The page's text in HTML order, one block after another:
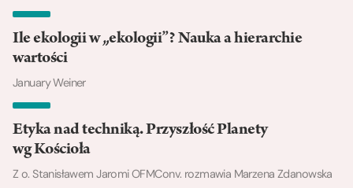
Ile ekologii w „ekologii”? Nauka a hierarchie
wartości
January Weiner
Etyka nad techniką. Przyszłość Planety
wg Kościoła
Z o. Stanisławem Jaromi OFMConv. rozmawia Marzena Zdanowska